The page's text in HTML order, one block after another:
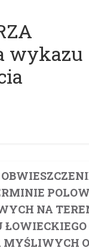
wykazu
NA
MYŚLIWYCH